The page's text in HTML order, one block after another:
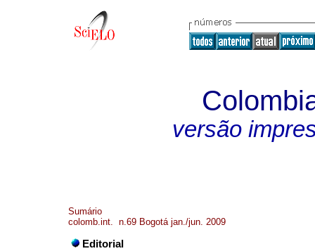
versão
Sumário
colomb.int. n.69 Bogotá jan./jun. 2009
Editorial